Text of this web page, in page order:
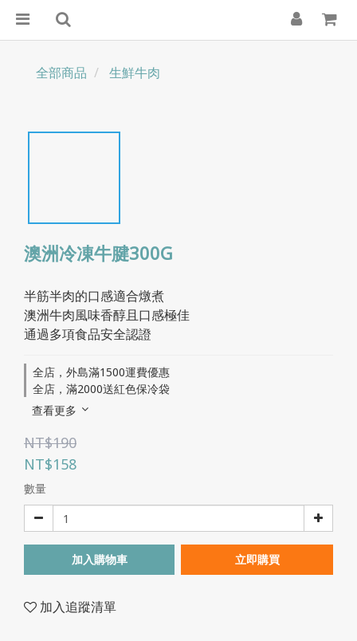
全部商品 生鮮牛肉
澳洲冷凍牛腱300G
半筋半肉的口感適合燉煮
澳洲牛肉風味香醇且口感極佳
通過多項食品安全認證
全店，外島滿1500運費優惠
全店，滿2000送紅色保冷袋
查看更多
NT$190
NT$158
數量
加入購物車 立即購買
加入追蹤清單